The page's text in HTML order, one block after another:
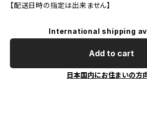
【配送日時の指定は出来ません】
International shipping
Add to cart
日本国内にお住まいの方